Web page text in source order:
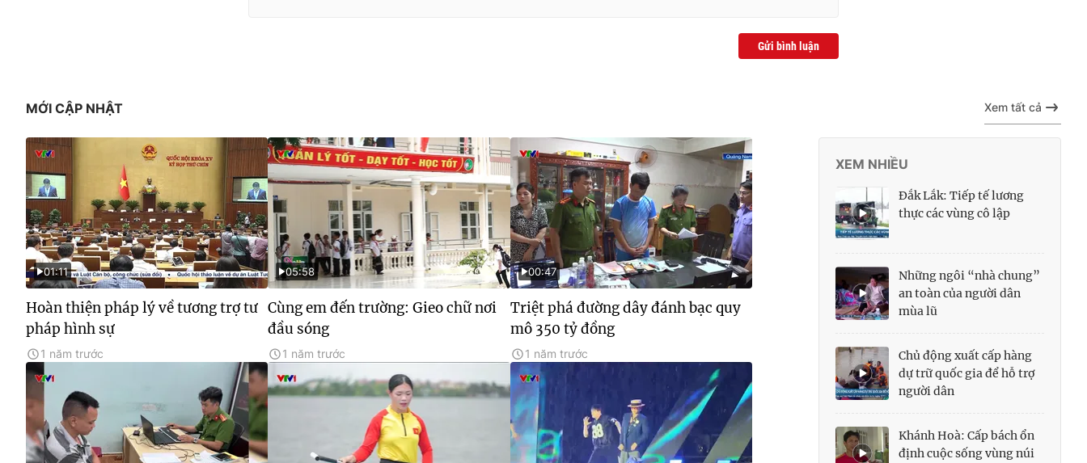
Gửi bình luận
MỚI CẬP NHẬT Xem tất cả
01:11
Hoàn thiện pháp lý về tương trợ tư
pháp hình sự
1 năm trước
05:58
Cùng em đến trường: Gieo chữ nơi
đầu sóng
1 năm trước
00:47
Triệt phá đường dây đánh bạc quy
mô 350 tỷ đồng
1 năm trước
XEM NHIỀU
Đắk Lắk: Tiếp tế lương
thực các vùng cô lập
Những ngôi “nhà chung”
an toàn của người dân
mùa lũ
Chủ động xuất cấp hàng
dự trữ quốc gia để hỗ trợ
người dân
Khánh Hoà: Cấp bách ổn
định cuộc sống vùng núi